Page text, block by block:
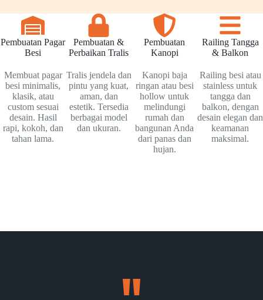
Pembuatan Pagar
Besi
Membuat pagar
besi minimalis,
klasik, atau
custom sesuai
desain. Hasil
rapi, kokoh, dan
tahan lama.
Pembuatan &
Perbaikan Tralis
Tralis jendela dan
pintu yang kuat,
aman, dan
estetik. Tersedia
berbagai model
dan ukuran.
Pembuatan
Kanopi
Kanopi baja
ringan atau besi
hollow untuk
melindungi
rumah dan
bangunan Anda
dari panas dan
hujan.
Railing Tangga
& Balkon
Railing besi atau
stainless untuk
tangga dan
balkon, dengan
desain elegan dan
keamanan
maksimal.